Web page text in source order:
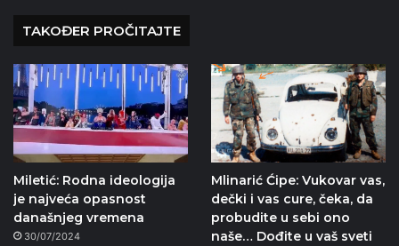
TAKOĐER PROČITAJTE
Miletić: Rodna ideologija
je najveća opasnost
današnjeg vremena
30/07/2024
Mlinarić Ćipe: Vukovar vas,
dečki i vas cure, čeka, da
probudite u sebi ono
naše… Dođite u vaš sveti